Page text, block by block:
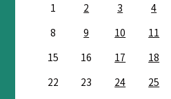
1 2 3 4
8
9 10 11
15
16 17 18
22
23 24 25